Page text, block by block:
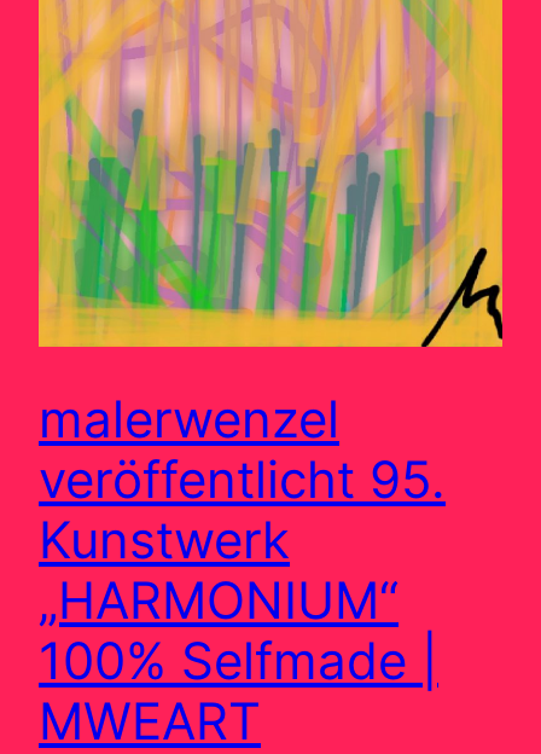
malerwenzel
veröffentlicht 95.
Kunstwerk
„HARMONIUM“
100% Selfmade |
MWEART